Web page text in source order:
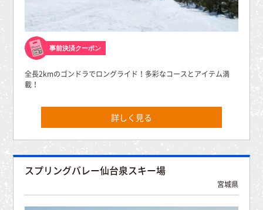
事前決済クーポン
全長2kmのゴンドラでロングライド！多彩なコースとアイテム満
載！
詳しく見る
スプリングバレー仙台泉スキー場
宮城県